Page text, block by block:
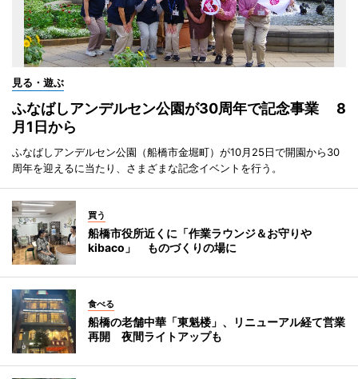
見る・遊ぶ
ふなばしアンデルセン公園が30周年で記念事業 8
月1日から
ふなばしアンデルセン公園（船橋市金堀町）が10月25日で開園から30
周年を迎えるに当たり、さまざまな記念イベントを行う。
買う
船橋市役所近くに「作業ラウンジ＆お守りや
kibaco」 ものづくりの場に
食べる
船橋の老舗中華「東魁楼」、リニューアル経て営業
再開 夜間ライトアップも